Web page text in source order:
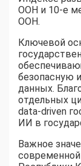
ООН и 10-е
ООН.
Ключевой
безопасную
данных.
отдельных
data-driven
ИИ в
Важное